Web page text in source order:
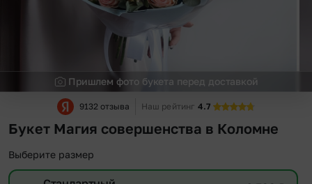
Пришлем фото букета перед доставкой
9132 отзыва Наш рейтинг 4.7
Букет Магия совершенства в Коломне
Выберите размер